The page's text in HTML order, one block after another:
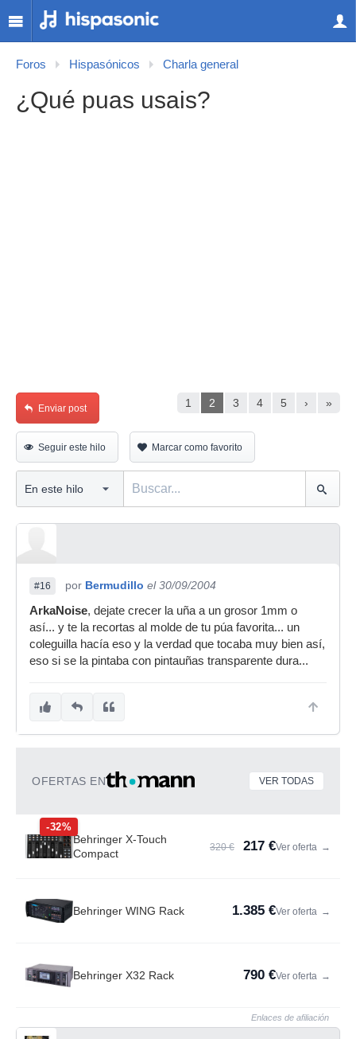
Foros Hispasónicos Charla general
¿Qué puas usais?
1 2 3 4 5 › »
Enviar post
Seguir este hilo Marcar como favorito
#16 por Bermudillo el 30/09/2004
ArkaNoise, dejate crecer la uña a un grosor 1mm o
así... y te la recortas al molde de tu púa favorita... un
coleguilla hacía eso y la verdad que tocaba muy bien así,
eso si se la pintaba con pintauñas transparente dura...
OFERTAS EN VER TODAS
-32%
Behringer X-Touch
Compact
320 € 217 €Ver oferta →
Behringer WING Rack 1.385 €Ver oferta →
Behringer X32 Rack 790 €Ver oferta →
Enlaces de afiliación